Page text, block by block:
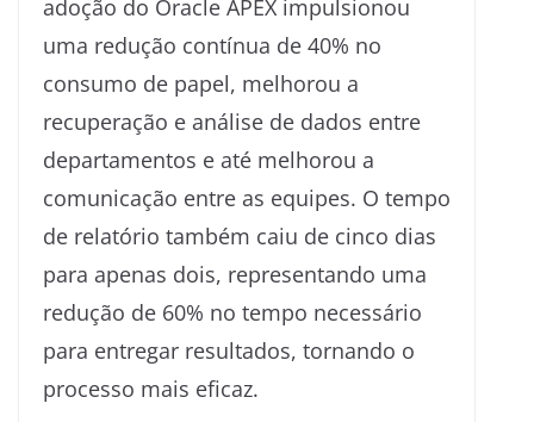
adoção do Oracle APEX impulsionou
uma redução contínua de 40% no
consumo de papel, melhorou a
recuperação e análise de dados entre
departamentos e até melhorou a
comunicação entre as equipes. O tempo
de relatório também caiu de cinco dias
para apenas dois, representando uma
redução de 60% no tempo necessário
para entregar resultados, tornando o
processo mais eficaz.